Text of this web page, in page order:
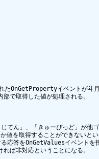
イベントが斗月
で取得した値が処理される。
てん」、「きゅーぴっど」が他
を取得することができないと
応答をOnGetValuesイベントを
ば非対応ということになる。